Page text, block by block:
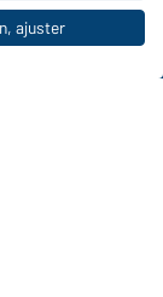
ajuster